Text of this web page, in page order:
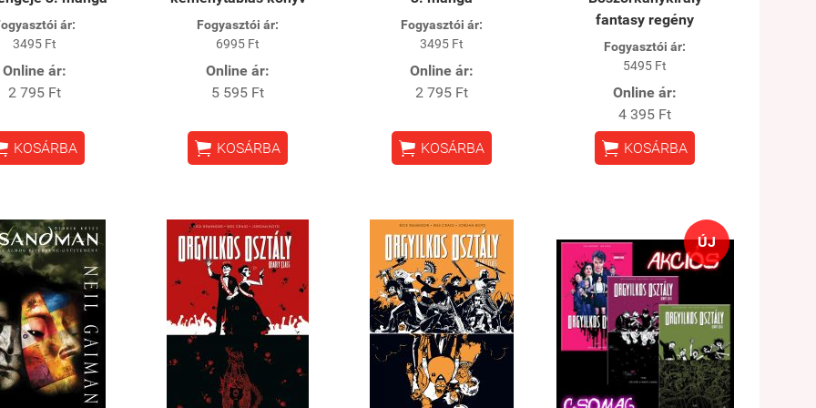
ár:
3495 Ft
Online ár:
2 795 Ft
KOSÁRBA
Fogyasztói ár:
6995 Ft
Online ár:
5 595 Ft
 KOSÁRBA
Fogyasztói ár:
3495 Ft
Online ár:
2 795 Ft
 KOSÁRBA
fantasy regény
Fogyasztói ár:
5495 Ft
Online ár:
4 395 Ft
 KOSÁRBA
ÚJ